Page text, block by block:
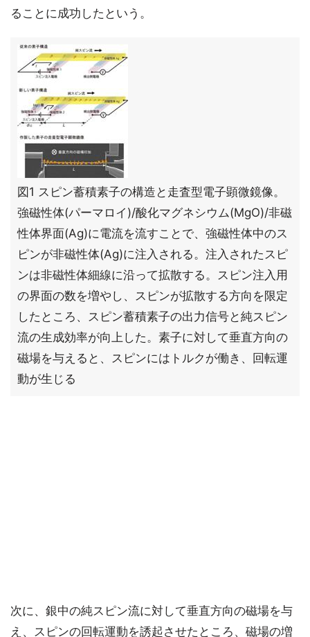
ることに成功したという。
図1 スピン蓄積素子の構造と走査型電子顕微鏡像。
強磁性体(パーマロイ)/酸化マグネシウム(MgO)/非磁
性体界面(Ag)に電流を流すことで、強磁性体中のス
ピンが非磁性体(Ag)に注入される。注入されたスピ
ンは非磁性体細線に沿って拡散する。スピン注入用
の界面の数を増やし、スピンが拡散する方向を限定
したところ、スピン蓄積素子の出力信号と純スピン
流の生成効率が向上した。素子に対して垂直方向の
磁場を与えると、スピンにはトルクが働き、回転運
動が生じる
次に、銀中の純スピン流に対して垂直方向の磁場を与
え、スピンの回転運動を誘起させたところ、磁場の増